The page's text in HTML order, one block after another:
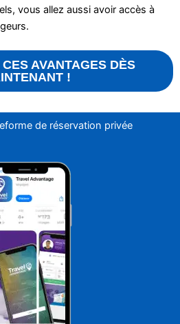
vous allez aussi avoir accès à
AVANTAGES DÈS
!
de réservation privée